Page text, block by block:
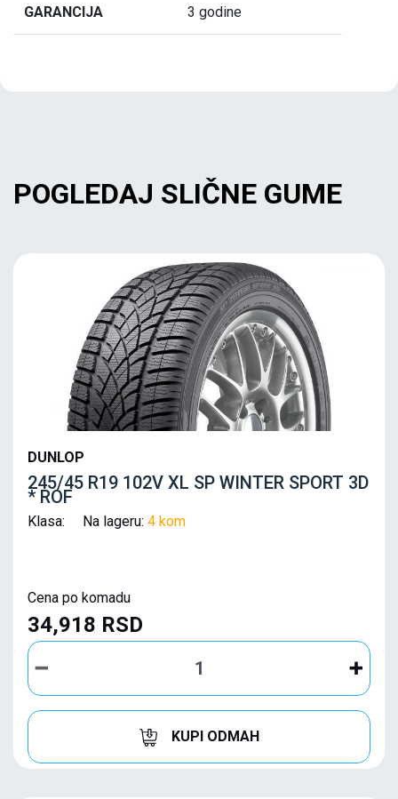
GARANCIJA 3 godine
POGLEDAJ SLIČNE GUME
DUNLOP
245/45 R19 102V XL SP WINTER SPORT 3D
* ROF
Klasa: Na lageru: 4 kom
Cena po komadu
34,918 RSD
KUPI ODMAH